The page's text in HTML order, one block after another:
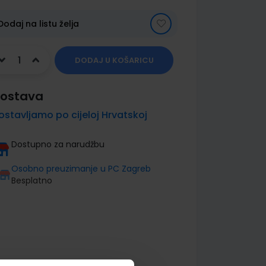
na listu želja
DODAJ U KOŠARICU
po cijeloj Hrvatskoj
Dostupno za narudžbu
Osobno preuzimanje u PC Zagreb
Besplatno